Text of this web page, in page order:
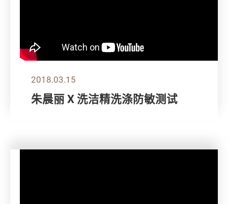
2018.03.15
朱晨丽 X 洗洁精洗涤防敏测试